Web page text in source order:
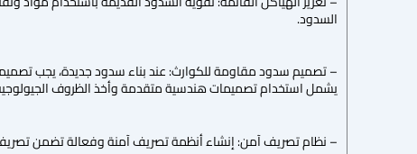
السدود.
– تصميم سدود مقاومة للكوارث: عند بناء سدود جديدة، يجب
يشمل استخدام تصميمات هندسية متقدمة وأخذ الظروف الجيولوجية
– نظام تصريف آمن: إنشاء أنظمة تصريف آمنة وفعالة تضمن تصريف